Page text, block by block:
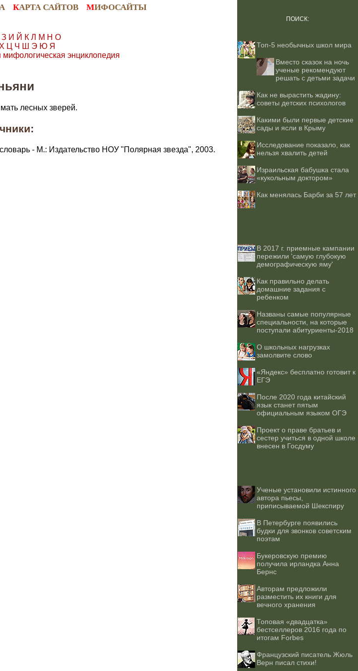
КАРТА САЙТОВ МИФОСАЙТЫ
З И Й К Л М Н О
Х Ц Ч Ш Э Ю Я
энциклопедия
лесных зверей.
- М.: Издательство НОУ "Полярная звезда", 2003.
ПОИСК:
Топ-5 необычных школ мира
Вместо сказок на ночь
ученые рекомендуют
решать с детьми задачи
Как не вырастить жадину:
советы детских психологов
Какими были первые детские
сады и ясли в Крыму
Исследование показало, как
нельзя хвалить детей
Израильская бабушка стала
«кукольным доктором»
Как менялась Барби за 57 лет
В 2017 г. приемные кампании
пережили 'самую глубокую
демографическую яму'
Как правильно делать
домашние задания с
ребенком
Названы самые популярные
специальности, на которые
поступали абитуриенты-2018
О школьных нагрузках
замолвите слово
«Яндекс» бесплатно готовит к
ЕГЭ
После 2020 года китайский
язык станет пятым
официальным языком ОГЭ
Проект о праве братьев и
сестер учиться в одной школе
внесен в Госдуму
Ученые установили истинного
автора пьесы,
приписываемой Шекспиру
В Петербурге появились
будки для звонков советским
поэтам
Букеровскую премию
получила ирландка Анна
Бернс
Авторам предложили
разместить их книги для
вечного хранения
Топовая «двадцатка»
бестселлеров 2016 года по
итогам Forbes
Французский писатель Жюль
Верн писал стихи!